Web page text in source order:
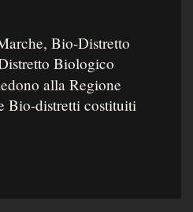
Bio-Distretto
Biologico
alla Regione
Bio-distretti costituiti